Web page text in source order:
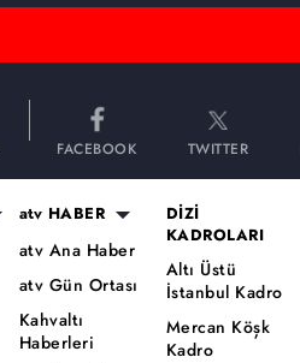
FACEBOOK TWITTER
atv HABER
atv Ana Haber
atv Gün Ortası
Kahvaltı
Haberleri
DİZİ
KADROLARI
Altı Üstü
İstanbul Kadro
Mercan Köşk
Kadro